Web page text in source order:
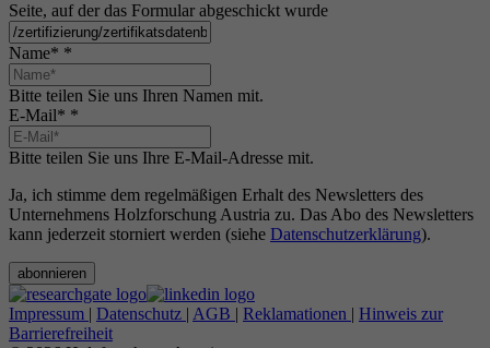
Seite, auf der das Formular abgeschickt wurde
Name* *
Bitte teilen Sie uns Ihren Namen mit.
E-Mail* *
Bitte teilen Sie uns Ihre E-Mail-Adresse mit.
Ja, ich stimme dem regelmäßigen Erhalt des Newsletters des
Unternehmens Holzforschung Austria zu. Das Abo des Newsletters
kann jederzeit storniert werden (siehe Datenschutzerklärung).
abonnieren
Impressum | Datenschutz | AGB | Reklamationen | Hinweis zur
Barrierefreiheit